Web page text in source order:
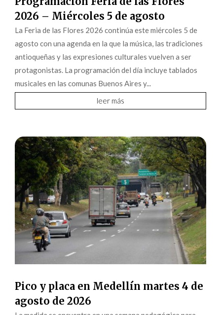
2026 – Miércoles 5 de agosto
La Feria de las Flores 2026 continúa este miércoles 5 de
agosto con una agenda en la que la música, las tradiciones
antioqueñas y las expresiones culturales vuelven a ser
protagonistas. La programación del día incluye tablados
musicales en las comunas Buenos Aires y...
leer más
Pico y placa en Medellín martes 4 de
agosto de 2026